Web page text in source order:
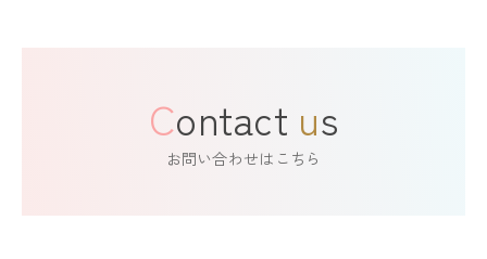
Contact us
お問い合わせはこちら